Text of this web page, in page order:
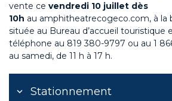
vente ce vendredi 10 juillet dès
10h au amphitheatrecogeco.com, à la
située au Bureau d’accueil touristique
téléphone au 819 380-9797 ou au 1
au samedi, de 11 h à 17 h.
Stationnement